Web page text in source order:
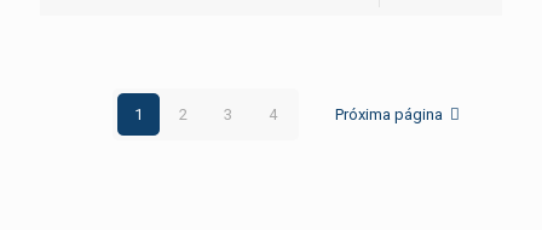
1 2 3 4 Próxima página